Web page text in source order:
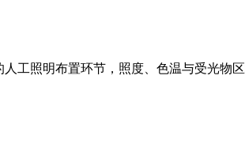
工照明布置环节，照度、色温与受光物